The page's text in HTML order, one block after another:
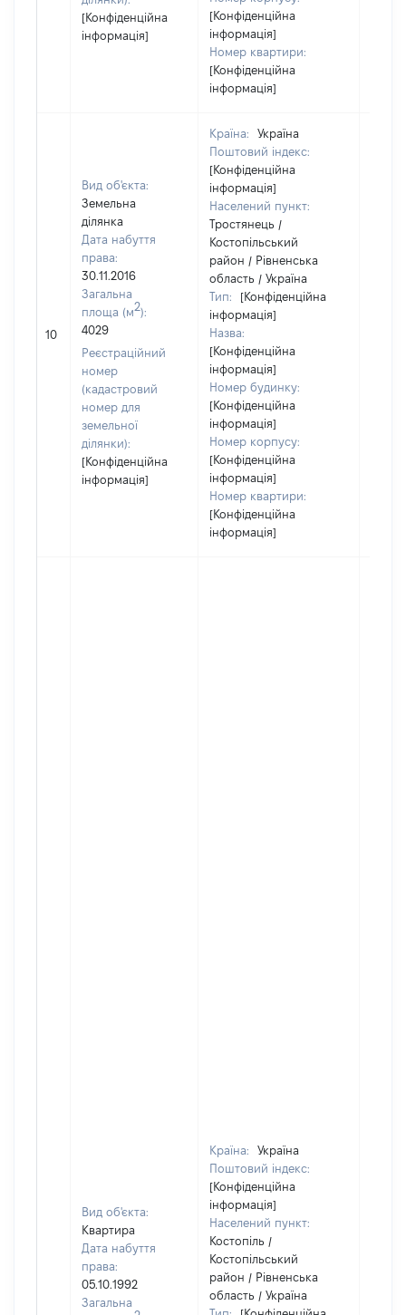
[Конфіденційна
інформація]
[Конфіденційна
інформація]
Номер квартири:
[Конфіденційна
інформація]
10
Вид об'єкта:
Земельна
ділянка
Дата набуття
права:
30.11.2016
Загальна
площа (м2):
4029
Реєстраційний
номер
(кадастровий
номер для
земельної
ділянки):
[Конфіденційна
інформація]
Країна:
Україна
Поштовий індекс:
[Конфіденційна
інформація]
Населений пункт:
Тростянець /
Костопільський
район / Рівненська
область / Україна
Тип:
[Конфіденційна
інформація]
Назва:
[Конфіденційна
інформація]
Номер будинку:
[Конфіденційна
інформація]
Номер корпусу:
[Конфіденційна
інформація]
Номер квартири:
[Конфіденційна
інформація]
Вид об'єкта:
Квартира
Дата набуття
права:
05.10.1992
Загальна
Країна:
Україна
Поштовий індекс:
[Конфіденційна
інформація]
Населений пункт:
Костопіль /
Костопільський
район / Рівненська
область / Україна